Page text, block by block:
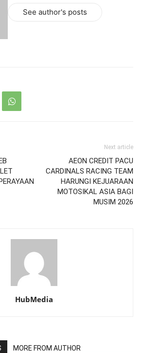
See author's posts
Next article
AEON CREDIT PACU
CARDINALS RACING TEAM
HARUNGI KEJUARAAN
MOTOSIKAL ASIA BAGI
MUSIM 2026
HubMedia
MORE FROM AUTHOR